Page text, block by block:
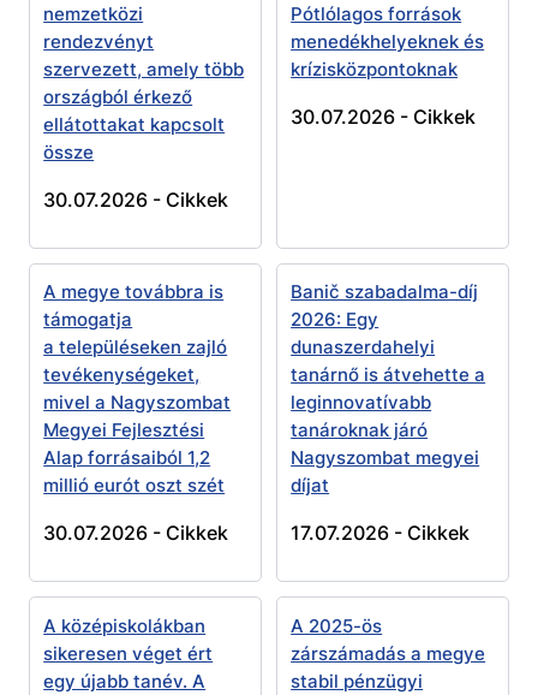
nemzetközi
rendezvényt
szervezett, amely több
országból érkező
ellátottakat kapcsolt
össze
30.07.2026 - Cikkek
Pótlólagos források
menedékhelyeknek és
krízisközpontoknak
30.07.2026 - Cikkek
A megye továbbra is
támogatja
a településeken zajló
tevékenységeket,
mivel a Nagyszombat
Megyei Fejlesztési
Alap forrásaiból 1,2
millió eurót oszt szét
30.07.2026 - Cikkek
Banič szabadalma-díj
2026: Egy
dunaszerdahelyi
tanárnő is átvehette a
leginnovatívabb
tanároknak járó
Nagyszombat megyei
díjat
17.07.2026 - Cikkek
A középiskolákban
sikeresen véget ért
egy újabb tanév. A
A 2025-ös
zárszámadás a megye
stabil pénzügyi